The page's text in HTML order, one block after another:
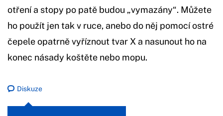
otření a stopy po patě budou „vymazány“. Můžete
ho použít jen tak v ruce, anebo do něj pomocí ostré
čepele opatrně vyříznout tvar X a nasunout ho na
konec násady koštěte nebo mopu.
Diskuze